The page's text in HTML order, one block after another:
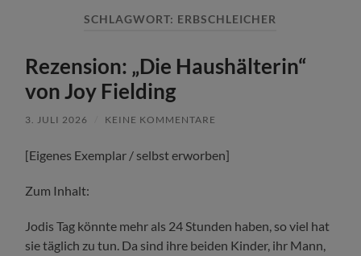
SCHLAGWORT: ERBSCHLEICHER
Rezension: „Die Haushälterin“
von Joy Fielding
3. JULI 2026 KEINE KOMMENTARE
[Eigenes Exemplar / selbst erworben]
Zum Inhalt:
Jodis Tag könnte mehr als 24 Stunden haben, so viel hat
sie täglich zu tun. Da sind ihre beiden Kinder, ihr Mann,